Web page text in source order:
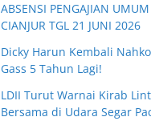
ABSENSI PENGAJIAN
CIANJUR TGL 21 JUNI 2026
Dicky Harun Kembali
Gass 5 Tahun Lagi!
LDII Turut Warnai Kirab
Bersama di Udara Segar